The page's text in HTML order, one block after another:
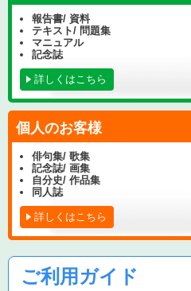
報告書/ 資料
テキスト/ 問題集
マニュアル
記念誌
詳しくはこちら
個人のお客様
俳句集/ 歌集
記念誌/ 画集
自分史/ 作品集
同人誌
詳しくはこちら
ご利用ガイド